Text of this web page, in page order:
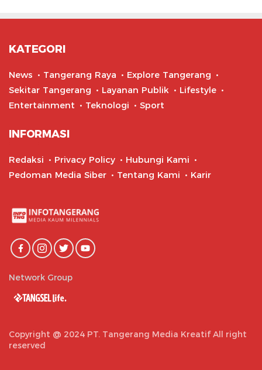
KATEGORI
News Tangerang Raya
Explore Tangerang
Sekitar Tangerang
Layanan Publik
Lifestyle
Entertainment
Teknologi Sport
INFORMASI
Redaksi Privacy Policy
Hubungi Kami
Pedoman Media Siber
Tentang Kami Karir
Network Group
Copyright @ 2024 PT. Tangerang Media Kreatif All right
reserved